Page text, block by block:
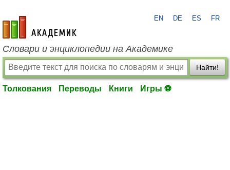
academic.ru
EN DE ES FR
Словари и энциклопедии на Академике
Найти!
Толкования Переводы Книги Игры ⚽